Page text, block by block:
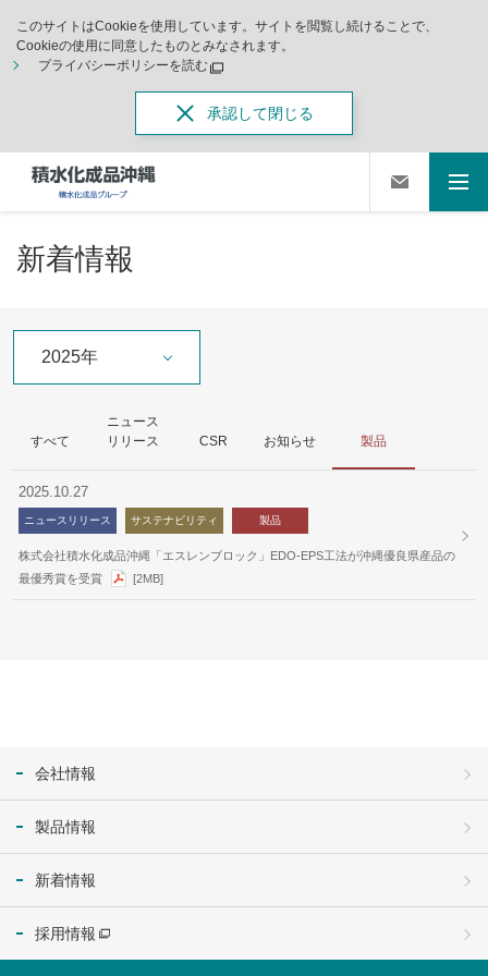
このサイトはCookieを使用しています。サイトを閲覧し続けることで、
Cookieの使用に同意したものとみなされます。
プライバシーポリシーを読む
承認して閉じる
新着情報
2025年
すべて
ニュース
リリース
CSR お知らせ 製品
2025.10.27
ニュースリリース サステナビリティ 製品
株式会社積水化成品沖縄「エスレンブロック」EDO-EPS工法が沖縄優良県産品の
最優秀賞を受賞
[2MB]
会社情報
製品情報
新着情報
採用情報